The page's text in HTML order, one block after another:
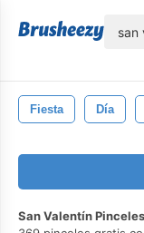
Fiesta Día
San Valentín Pinceles